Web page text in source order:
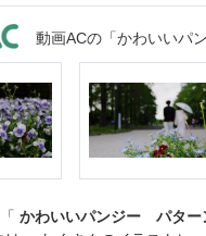
動画ACの「かわいい
かわいいパンジー パタ